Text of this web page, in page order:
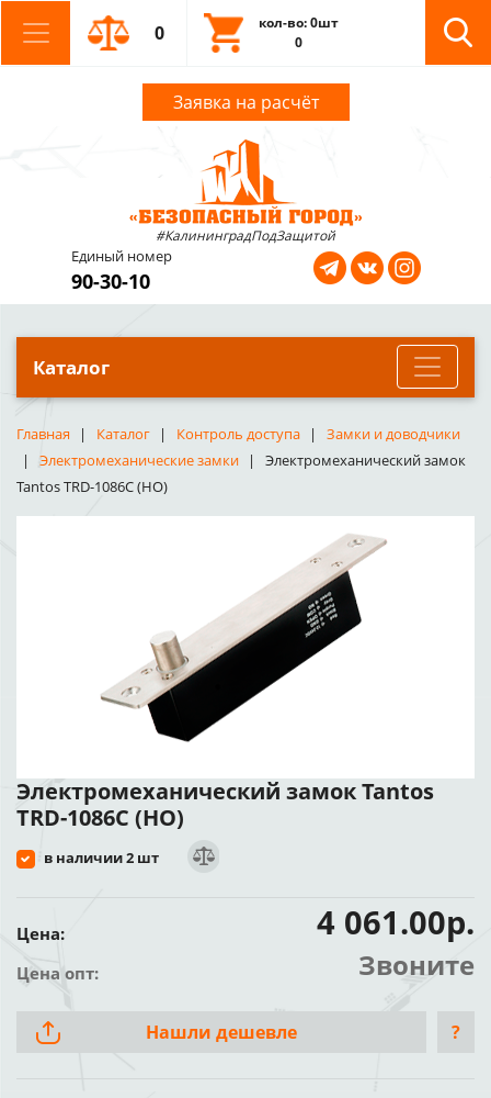
0
кол-во: 0шт
0
Заявка на расчёт
#КалининградПодЗащитой
Единый номер
90-30-10
Каталог
Главная Каталог Контроль доступа
Замки и доводчики
Электромеханические замки
Электромеханический замок
Tantos TRD-1086C (НО)
Электромеханический замок Tantos
TRD-1086C (НО)
в наличии 2 шт
Цена: 4 061.00р.
Цена опт: Звоните
Нашли дешевле ?